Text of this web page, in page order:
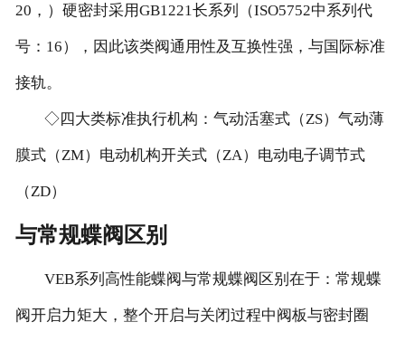
20，）硬密封采用GB1221长系列（ISO5752中系列代
号：16），因此该类阀通用性及互换性强，与国际标准
接轨。
◇四大类标准执行机构：气动活塞式（ZS）气动薄
膜式（ZM）电动机构开关式（ZA）电动电子调节式
（ZD）
与常规蝶阀区别
VEB系列高性能蝶阀与常规蝶阀区别在于：常规蝶
阀开启力矩大，整个开启与关闭过程中阀板与密封圈